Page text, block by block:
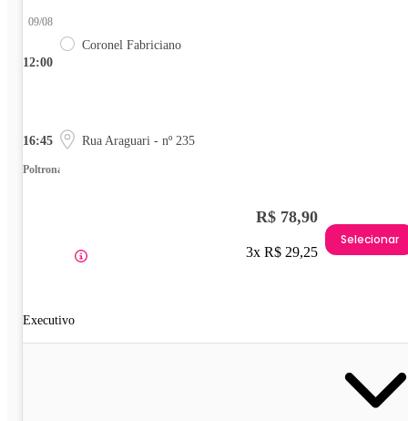
12:00
09/08
Coronel Fabriciano
16:45 Rua Araguari - nº 235
Poltrona
Executivo
R$ 78,90
3x R$ 29,25
Selecionar